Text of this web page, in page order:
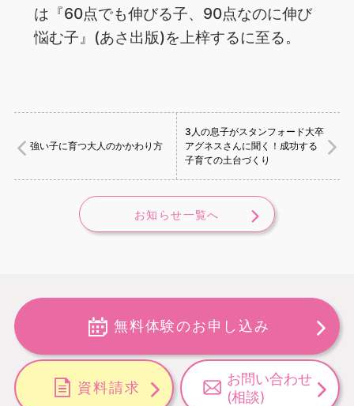
は『60点でも伸びる子、90点なのに伸び
悩む子』(あさ出版)を上梓するに至る。
強い子に育つ大人のかかわり方
3人の息子がスタンフォード大卒
アグネスさんに聞く！成功する
子育ての土台づくり
お知らせ一覧へ
無料体験のお申し込み
資料請求
お問い合わせ
(相談)